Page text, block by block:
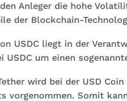
Anleger die hohe
der Blockchain-
USDC liegt in der
USDC um einen
wird bei der USD
vorgenommen. Somit